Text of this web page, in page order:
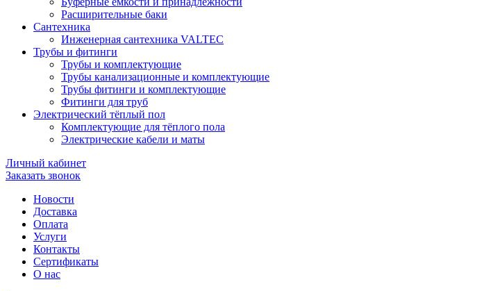
Расширительные баки
Сантехника
Инженерная сантехника VALTEC
Трубы и фитинги
Трубы и комплектующие
Трубы канализационные и комплектующие
Трубы фитинги и комплектующие
Фитинги для труб
Электрический тёплый пол
Комплектующие для тёплого пола
Электрические кабели и маты
Личный кабинет
Заказать звонок
Новости
Доставка
Оплата
Услуги
Контакты
Cертификаты
О нас